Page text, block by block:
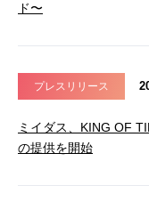
ド〜
プレスリリース
ミイダス、KING OF
の提供を開始